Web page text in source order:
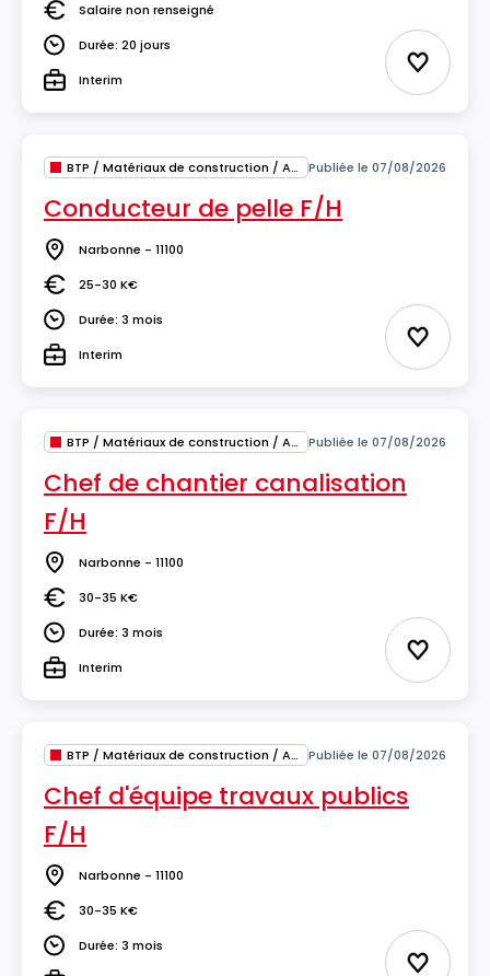
SalaireSalaire non renseigné
DuréeDurée: 20 jours
TypeInterim Ajouter
BTP / Matériaux de construction / Architecture Publiée le 07/08/2026
Conducteur de pelle F/H
Lieu Narbonne - 11100
Salaire25-30 K€
DuréeDurée: 3 mois
TypeInterim Ajouter
BTP / Matériaux de construction / Architecture Publiée le 07/08/2026
Chef de chantier canalisation
F/H
Lieu Narbonne - 11100
Salaire30-35 K€
DuréeDurée: 3 mois
TypeInterim Ajouter
BTP / Matériaux de construction / Architecture Publiée le 07/08/2026
Chef d'équipe travaux publics
F/H
Lieu Narbonne - 11100
Salaire30-35 K€
DuréeDurée: 3 mois